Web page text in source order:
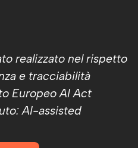
realizzato nel rispetto
e tracciabilità
Europeo AI Act
AI-assisted